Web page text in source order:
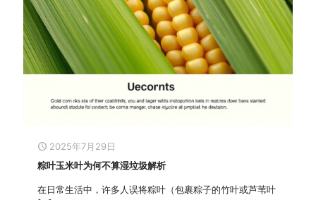
2025年7月29日
粽叶玉米叶为何不算湿垃圾解析
在日常生活中，许多人误将粽叶（包裹粽子的竹叶或芦苇叶